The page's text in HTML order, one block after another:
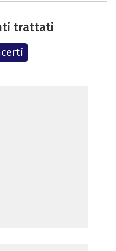
trattati